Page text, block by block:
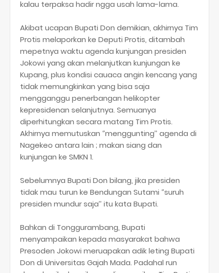
kalau terpaksa hadir ngga usah lama-lama.
Akibat ucapan Bupati Don demikian, akhirnya Tim
Protis melaporkan ke Deputi Protis, ditambah
mepetnya waktu agenda kunjungan presiden
Jokowi yang akan melanjutkan kunjungan ke
Kupang, plus kondisi cauaca angin kencang yang
tidak memungkinkan yang bisa saja
mengganggu penerbangan helikopter
kepresidenan selanjutnya. Semuanya
diperhitungkan secara matang Tim Protis.
Akhirnya memutuskan ‘’menggunting’’ agenda di
Nagekeo antara lain ; makan siang dan
kunjungan ke SMKN 1.
Sebelumnya Bupati Don bilang, jika presiden
tidak mau turun ke Bendungan Sutami ‘’suruh
presiden mundur saja’’ itu kata Bupati.
Bahkan di Tonggurambang, Bupati
menyampaikan kepada masyarakat bahwa
Presoden Jokowi meruapakan adik leting Bupati
Don di Universitas Gajah Mada. Padahal run